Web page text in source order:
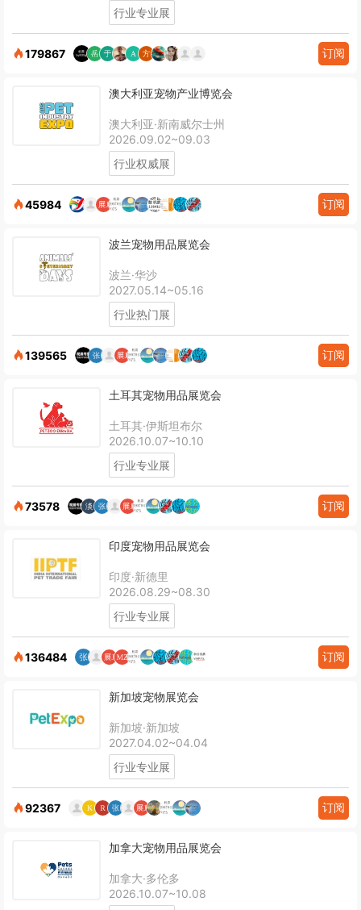
行业专业展
179867 订阅
澳大利亚宠物产业博览会
澳大利亚·新南威尔士州
2026.09.02~09.03
行业权威展
45984 订阅
波兰宠物用品展览会
波兰·华沙
2027.05.14~05.16
行业热门展
139565 订阅
土耳其宠物用品展览会
土耳其·伊斯坦布尔
2026.10.07~10.10
行业专业展
73578 订阅
印度宠物用品展览会
印度·新德里
2026.08.29~08.30
行业专业展
136484 订阅
新加坡宠物展览会
新加坡·新加坡
2027.04.02~04.04
行业专业展
92367 订阅
加拿大宠物用品展览会
加拿大·多伦多
2026.10.07~10.08